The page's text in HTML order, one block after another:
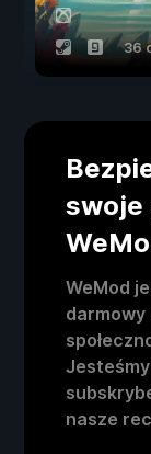
36
swoje
WeMod
darmowy
nasze